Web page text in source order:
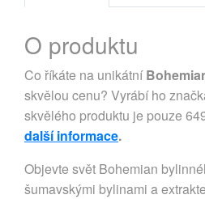
O produktu
Co říkáte na unikátní
skvělou cenu? Vyrábí ho
skvělého produktu je pouze
další informace.
Objevte svět Bohemian
šumavskými bylinami a